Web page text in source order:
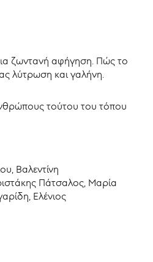
ζωντανή αφήγηση. Πώς το
λύτρωση και γαλήνη.
τούτου του τόπου
Βαλεντίνη
Πάτσαλος, Μαρία
Ελένιος